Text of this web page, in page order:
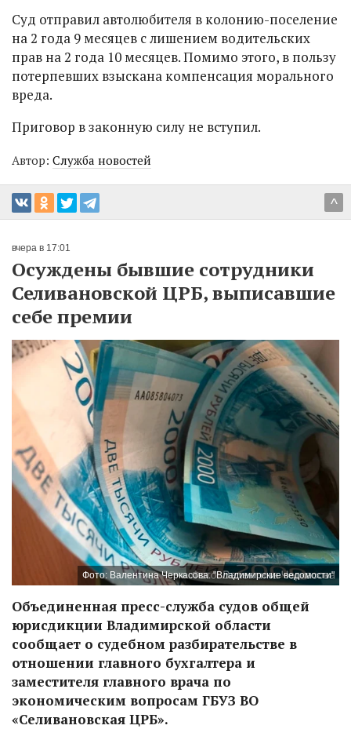
Суд отправил автолюбителя в колонию-поселение
на 2 года 9 месяцев с лишением водительских
прав на 2 года 10 месяцев. Помимо этого, в пользу
потерпевших взыскана компенсация морального
вреда.
Приговор в законную силу не вступил.
Автор: Служба новостей
^
вчера в 17:01
Осуждены бывшие сотрудники
Селивановской ЦРБ, выписавшие
себе премии
Фото: Валентина Черкасова. "Владимирские ведомости"
Объединенная пресс-служба судов общей
юрисдикции Владимирской области
сообщает о судебном разбирательстве в
отношении главного бухгалтера и
заместителя главного врача по
экономическим вопросам ГБУЗ ВО
«Селивановская ЦРБ».